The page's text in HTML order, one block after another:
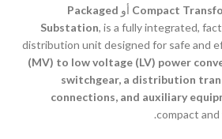
Compact أو Packaged
Substation, is a fully integrated,
distribution unit designed for safe and
(MV) to low voltage (LV) power
switchgear, a distribution
connections, and auxiliary
compact